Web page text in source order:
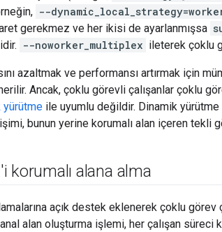
--
gerekmez ve her ikisi de ayarlanmışsa
--noworker_multiplex ileterek çoklu
azaltmak ve performansı artırmak için
Ancak, çoklu görevli çalışanlar çoklu
yürütme ile uyumlu değildir. Dinamik
bunun yerine korumalı alan içeren tekli
korumalı alana alma
açık destek eklenerek çoklu görev
alan oluşturma işlemi, her çalışan süreci